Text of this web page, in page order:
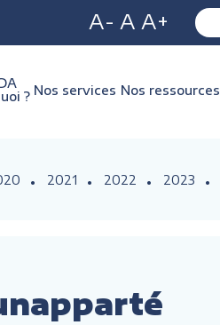
A- A A+
? Nos services Nos ressources
2021 2022 2023